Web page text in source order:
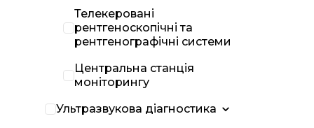
Телекеровані
рентгеноскопічні та
рентгенографічні системи
Центральна станція
моніторингу
Ультразвукова діагностика